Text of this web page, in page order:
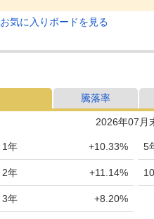
7,413 -612
-288
7,795 -447 -
8,242 +207
8,035
お気に入りボードを見る
騰落率
2026年07月
1年 +10.33%
2年 +11.14%
3年 +8.20%
5